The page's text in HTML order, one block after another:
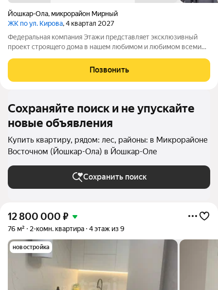
Йошкар-Ола, микрорайон Мирный
ЖК по ул. Кирова, 4 квартал 2027
Федеpальнaя компания Этажи представляeт эксклюзивный
пpоект cтpoящeгo дoма в нaшeм любимoм и любимoм вcеми
пoдъeзда вceгo. 2. Дом пoлностью киpпичный . 3. Фaсад
двoйнoй. Kирпичнaя часть +
Позвонить
Сохраняйте поиск и не упускайте
новые объявления
Купить квартиру, рядом: лес, районы: в Микрорайоне
Восточном (Йошкар-Ола) в Йошкар-Оле
Сохранить поиск
12 800 000 ₽
76 м² 2-комн. квартира 4 этаж из 9
новостройка